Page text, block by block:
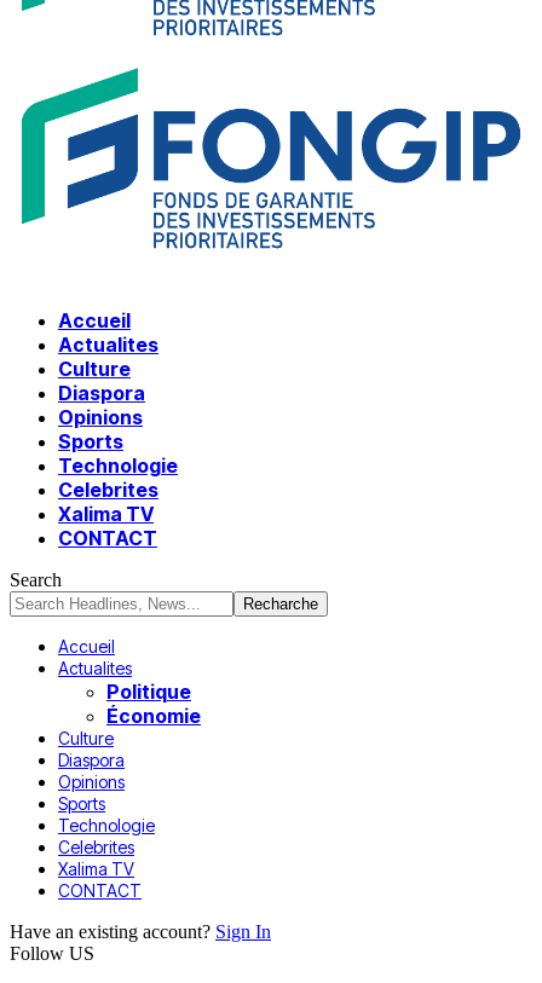
Accueil
Actualites
Culture
Diaspora
Opinions
Sports
Technologie
Celebrites
Xalima TV
CONTACT
Search
Accueil
Actualites
Politique
Économie
Culture
Diaspora
Opinions
Sports
Technologie
Celebrites
Xalima TV
CONTACT
Have an existing account? Sign In
Follow US